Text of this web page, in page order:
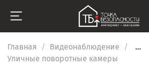
Главная Видеонаблюдение
...
Уличные поворотные камеры